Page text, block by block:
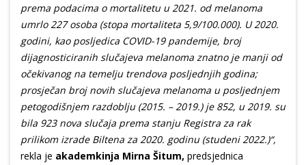
prema podacima o mortalitetu u 2021. od melanoma
umrlo 227 osoba (stopa mortaliteta 5,9/100.000). U 2020.
godini, kao posljedica COVID-19 pandemije, broj
dijagnosticiranih slučajeva melanoma znatno je manji od
očekivanog na temelju trendova posljednjih godina;
prosječan broj novih slučajeva melanoma u posljednjem
petogodišnjem razdoblju (2015. – 2019.) je 852, u 2019. su
bila 923 nova slučaja prema stanju Registra za rak
prilikom izrade Biltena za 2020. godinu (studeni 2022.)“,
rekla je akademkinja Mirna Šitum, predsjednica